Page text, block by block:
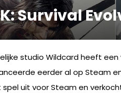
Survival
studio Wildcard heeft een
eerder al op Steam
uit voor Steam en